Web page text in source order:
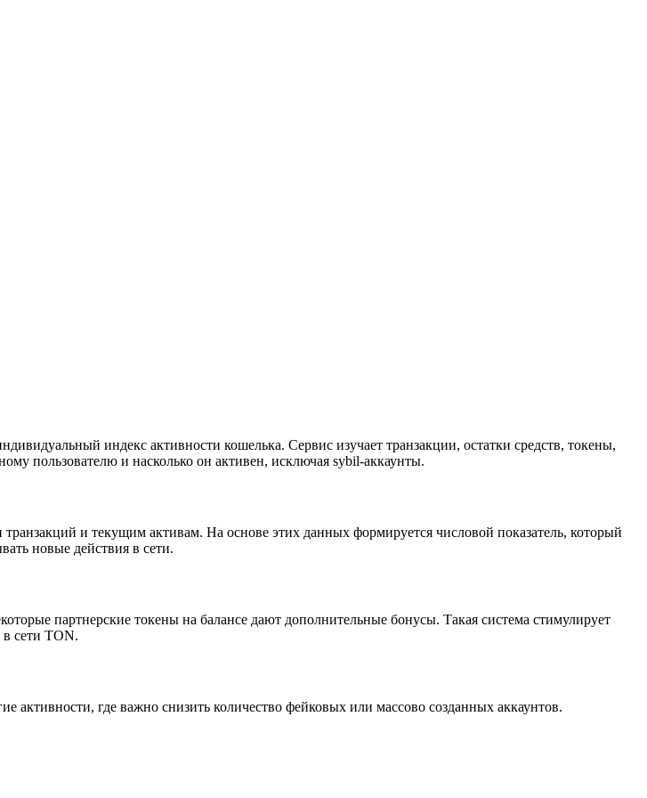
индекс активности кошелька. Сервис изучает транзакции, остатки средств, токены,
пользователю и насколько он активен, исключая sybil-аккаунты.
и текущим активам. На основе этих данных формируется числовой показатель, который
новые действия в сети.
партнерские токены на балансе дают дополнительные бонусы. Такая система стимулирует
в сети TON.
активности, где важно снизить количество фейковых или массово созданных аккаунтов.